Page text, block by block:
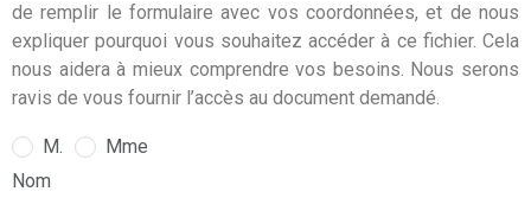
de remplir le formulaire avec vos coordonnées, et de nous
expliquer pourquoi vous souhaitez accéder à ce fichier. Cela
nous aidera à mieux comprendre vos besoins. Nous serons
ravis de vous fournir l’accès au document demandé.
M.
Mme
Nom